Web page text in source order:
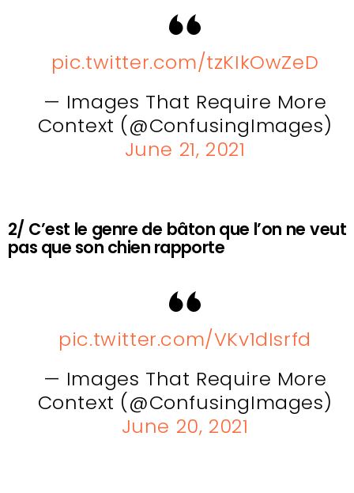
pic.twitter.com/tzKIkOwZeD
— Images That Require More
Context (@ConfusingImages)
June 21, 2021
2/ C’est le genre de bâton que l’on ne veut
pas que son chien rapporte
pic.twitter.com/VKv1dIsrfd
— Images That Require More
Context (@ConfusingImages)
June 20, 2021